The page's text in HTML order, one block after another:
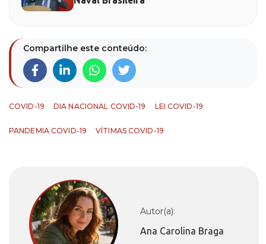
Compartilhe este conteúdo:
COVID-19 DIA NACIONAL COVID-19 LEI COVID-19
PANDEMIA COVID-19 VÍTIMAS COVID-19
Autor(a):
Ana Carolina Braga